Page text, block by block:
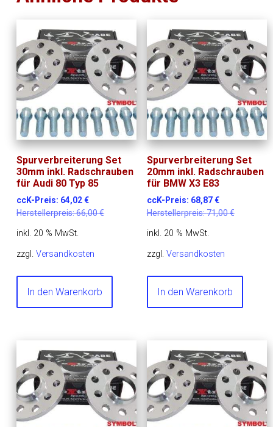
Spurverbreiterung Set
30mm inkl. Radschrauben
für Audi 80 Typ 85
ccK-Preis: 64,02€
Herstellerpreis:66,00€
inkl. 20 % MwSt.
zzgl.Versandkosten
In den Warenkorb
Spurverbreiterung Set
20mm inkl. Radschrauben
für BMW X3 E83
ccK-Preis: 68,87€
Herstellerpreis:71,00€
inkl. 20 % MwSt.
zzgl. Versandkosten
In den Warenkorb